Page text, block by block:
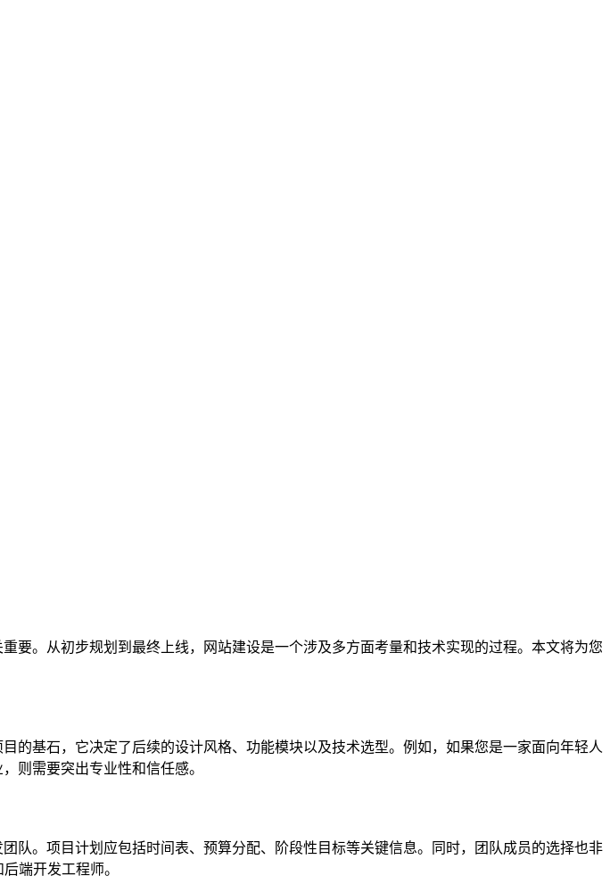
。从初步规划到最终上线，网站建设是一个涉及多方面考量和技术实现的过程。本文将为您
基石，它决定了后续的设计风格、功能模块以及技术选型。例如，如果您是一家面向年轻人
则需要突出专业性和信任感。
。项目计划应包括时间表、预算分配、阶段性目标等关键信息。同时，团队成员的选择也非
端开发工程师。